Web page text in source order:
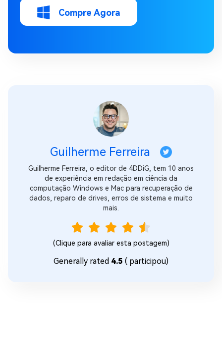
Compre Agora
Guilherme Ferreira
Guilherme Ferreira, o editor de 4DDiG, tem 10 anos
de experiência em redação em ciência da
computação Windows e Mac para recuperação de
dados, reparo de drives, erros de sistema e muito
mais.
(Clique para avaliar esta postagem)
Generally rated 4.5 ( participou)